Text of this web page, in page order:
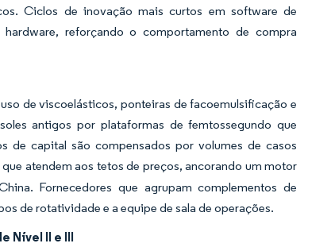
Ciclos de inovação mais curtos em software de
reforçando o comportamento de compra
de viscoelásticos, ponteiras de facoemulsificação e
antigos por plataformas de femtossegundo que
de capital são compensados por volumes de casos
atendem aos tetos de preços, ancorando um motor
Fornecedores que agrupam complementos de
de rotatividade e a equipe de sala de operações.
Nível II e III